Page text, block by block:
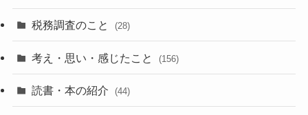
税務調査のこと (28)
考え・思い・感じたこと (156)
読書・本の紹介 (44)